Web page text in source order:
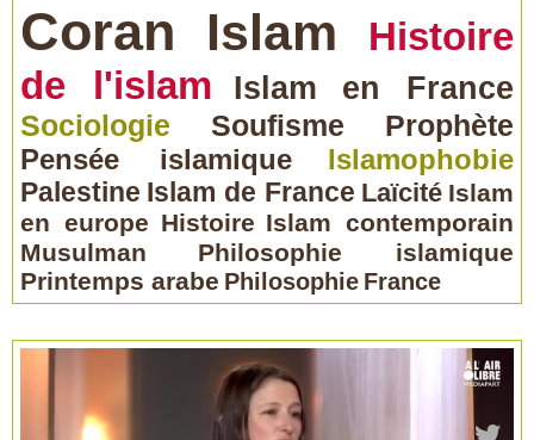
Coran Islam
Histoire
de l'islam
Islam en France
Sociologie Soufisme
Prophète
Pensée islamique
Islamophobie
Palestine Islam de France Laïcité Islam
en europe Histoire Islam contemporain
Musulman
Philosophie islamique
Printemps arabe Philosophie France